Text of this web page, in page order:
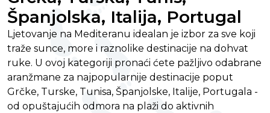
Španjolska, Italija, Portugal
Ljetovanje na Mediteranu idealan je izbor za sve koji
traže sunce, more i raznolike destinacije na dohvat
ruke. U ovoj kategoriji pronaći ćete pažljivo odabrane
aranžmane za najpopularnije destinacije poput
Grčke, Turske, Tunisa, Španjolske, Italije, Portugala -
od opuštajućih odmora na plaži do aktivnih